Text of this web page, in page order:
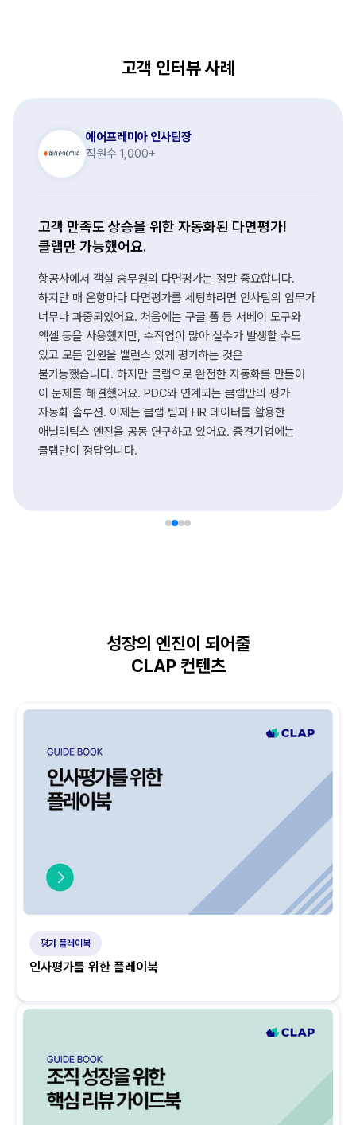
고객 인터뷰 사례
에어프레미아 인사팀장
직원수 1,000+
고객 만족도 상승을 위한 자동화된 다면평가!
클랩만 가능했어요.
항공사에서 객실 승무원의 다면평가는 정말 중요합니다.
하지만 매 운항마다 다면평가를 세팅하려면 인사팀의 업무가
너무나 과중되었어요. 처음에는 구글 폼 등 서베이 도구와
엑셀 등을 사용했지만, 수작업이 많아 실수가 발생할 수도
있고 모든 인원을 밸런스 있게 평가하는 것은
불가능했습니다. 하지만 클랩으로 완전한 자동화를 만들어
이 문제를 해결했어요. PDC와 연계되는 클랩만의 평가
자동화 솔루션. 이제는 클랩 팀과 HR 데이터를 활용한
애널리틱스 엔진을 공동 연구하고 있어요. 중견기업에는
클랩만이 정답입니다.
성장의 엔진이 되어줄
CLAP 컨텐츠
평가 플레이북
인사평가를 위한 플레이북